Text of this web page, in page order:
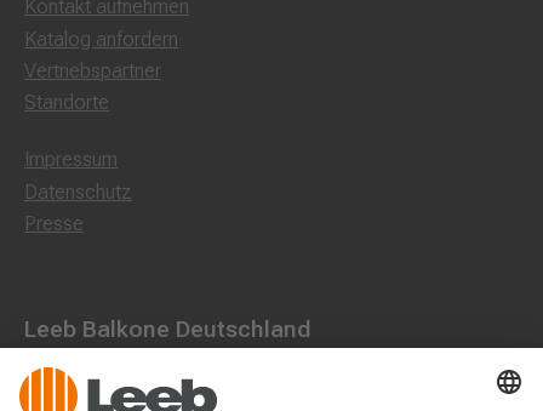
Kontakt aufnehmen
Katalog anfordern
Vertriebspartner
Standorte
Impressum
Datenschutz
Presse
Leeb Balkone Deutschland
Dorfstraße 10, 85662 Hohenbrunn